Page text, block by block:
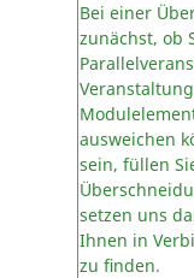
Bei einer
zunächst, ob
ausweichen
sein, füllen
setzen uns
Ihnen in
zu finden.